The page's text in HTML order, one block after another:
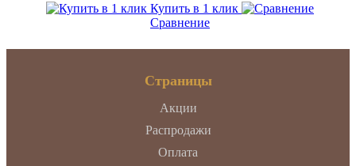
Купить в 1 клик
Сравнение
Страницы
Акции
Распродажи
Оплата